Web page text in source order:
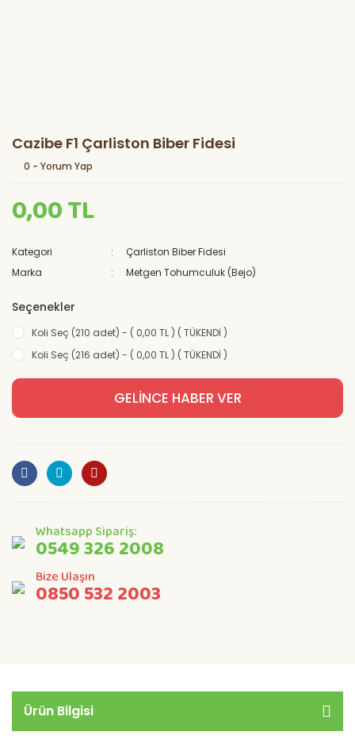
Cazibe F1 Çarliston Biber Fidesi
0 - Yorum Yap
0,00 TL
Kategori
Çarliston Biber Fidesi
Marka
Metgen Tohumculuk (Bejo)
Seçenekler
Koli Seç (210 adet) - ( 0,00 TL ) ( TÜKENDİ )
Koli Seç (216 adet) - ( 0,00 TL ) ( TÜKENDİ )
GELİNCE HABER VER
Whatsapp Sipariş:
0549 326 2008
Bize Ulaşın
0850 532 2003
Ürün Bilgisi